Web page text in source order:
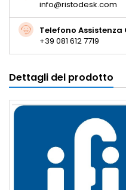
info@ristodesk.com
Telefono Assistenza
+39 081 612 7719
Dettagli del prodotto